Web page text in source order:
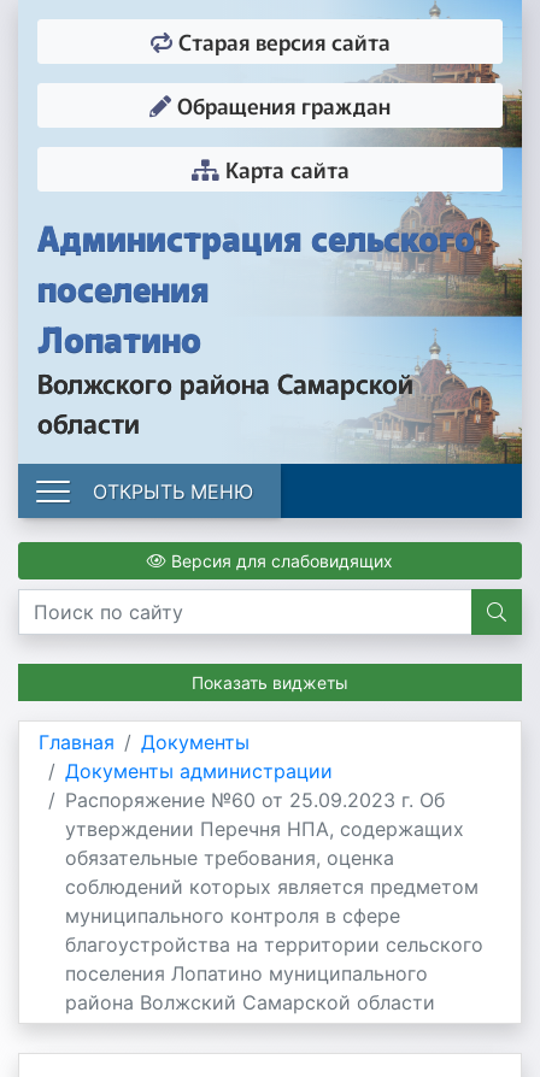
Администрация сельского
поселения
Лопатино
Волжского района Самарской
области
Старая версия сайта
Обращения граждан
Карта сайта
ОТКРЫТЬ МЕНЮ
Версия для слабовидящих
Показать виджеты
Главная
Документы
Документы администрации
Распоряжение №60 от 25.09.2023 г. Об
утверждении Перечня НПА, содержащих
обязательные требования, оценка
соблюдений которых является предметом
муниципального контроля в сфере
благоустройства на территории сельского
поселения Лопатино муниципального
района Волжский Самарской области